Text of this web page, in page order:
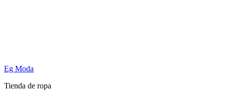
Eg Moda
Tienda de ropa